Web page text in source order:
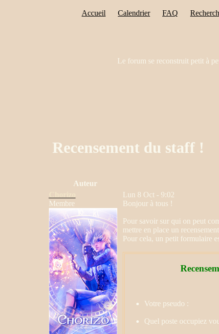
Accueil Calendrier FAQ
Le forum se reconstruit petit à
Recensement du staff !
Auteur
Membre
Lun 8 Oct - 9:02
Bonjour à tous !
Pour savoir sur qui on peut
mettre en place un
Pour cela, un petit formulaire
Votre pseudo :
Quel poste occupiez